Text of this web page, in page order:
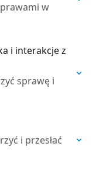
w
i interakcje z
sprawę i
i przesłać